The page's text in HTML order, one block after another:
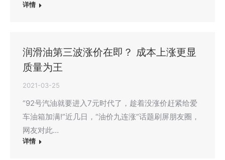
详情
润滑油第三波涨价在即？ 成本上涨更显
质量为王
2021-03-25
“92号汽油就要进入7元时代了，趁着没涨价赶紧给爱
车油箱加满!”近几日，“油价九连涨”话题刷屏朋友圈，
网友对此…
详情